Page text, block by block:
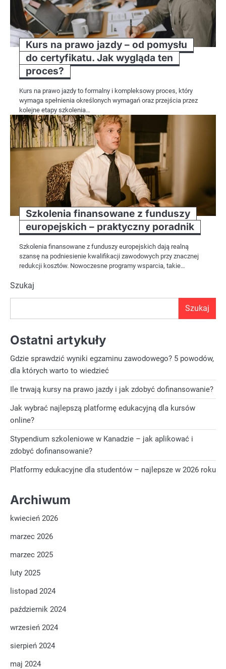
Kurs na prawo jazdy – od pomysłu
do certyfikatu. Jak wygląda ten
proces?
Kurs na prawo jazdy to formalny i kompleksowy proces, który
wymaga spełnienia określonych wymagań oraz przejścia przez
kolejne etapy szkolenia…
Szkolenia finansowane z funduszy
europejskich – praktyczny poradnik
Szkolenia finansowane z funduszy europejskich dają realną
szansę na podniesienie kwalifikacji zawodowych przy znacznej
redukcji kosztów. Nowoczesne programy wsparcia, takie…
Szukaj
Szukaj
Ostatni artykuły
Gdzie sprawdzić wyniki egzaminu zawodowego? 5 powodów,
dla których warto to wiedzieć
Ile trwają kursy na prawo jazdy i jak zdobyć dofinansowanie?
Jak wybrać najlepszą platformę edukacyjną dla kursów
online?
Stypendium szkoleniowe w Kanadzie – jak aplikować i
zdobyć dofinansowanie?
Platformy edukacyjne dla studentów – najlepsze w 2026 roku
Archiwum
kwiecień 2026
marzec 2026
marzec 2025
luty 2025
listopad 2024
październik 2024
wrzesień 2024
sierpień 2024
maj 2024